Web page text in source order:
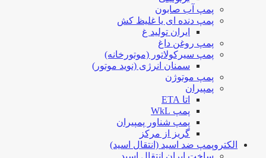
پمپ آب صابون
پمپ دنده ای یا غلیظ کش
ایران تولید غ
پمپ روغن داغ
پمپ سیرکولاتور (موتورخانه)
سمنان انرژی (نوید موتور)
پمپ موتوژن
پمپیران
اتا ETA
پمپ WkL
پمپ شناور پمپیران
گریز از مرکز
الکتروپمپ ضد اسید (انتقال اسید)
ساخت ایران انتقال اسید